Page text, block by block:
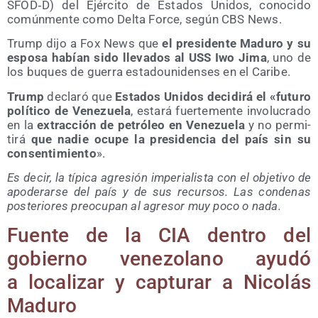
SFOD‑D) del Ejér­ci­to de Esta­dos Uni­dos, cono­ci­do
común­men­te como Del­ta For­ce, según CBS News.
Trump dijo a Fox News queel pre­si­den­te Madu­ro y su
espo­sa habían sido lle­va­dos al USS Iwo Jima, uno de
los buques de gue­rra esta­dou­ni­den­ses en el Caribe.
Trump decla­ró que Esta­dos Uni­dos deci­di­rá el «futu­ro
polí­ti­co de Vene­zue­la, esta­rá fuer­te­men­te invo­lu­cra­do
en laextrac­ción de petró­leo en Vene­zue­lay no per­mi­
ti­rá que nadie ocu­pe la pre­si­den­cia del país sin su
con­sen­ti­mien­to».
Es decir, la típi­ca agre­sión impe­ria­lis­ta con el obje­ti­vo de
apo­de­rar­se del país y de sus recur­sos. Las con­de­nas
pos­te­rio­res preo­cu­pan al agre­sor muy poco o nada.
Fuen­te de la CIA den­tro del
gobierno vene­zo­lano ayu­dó
a loca­li­zar y cap­tu­rar a Nico­lás
Maduro